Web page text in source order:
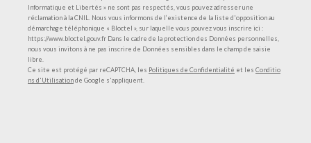
Informatique et Libertés » ne sont pas respectés, vous pouvez adresser une
réclamation à la CNIL. Nous vous informons de l’existence de la liste d'opposition au
démarchage téléphonique « Bloctel », sur laquelle vous pouvez vous inscrire ici :
https://www.bloctel.gouv.fr Dans le cadre de la protection des Données personnelles,
nous vous invitons à ne pas inscrire de Données sensibles dans le champ de saisie
libre.
Ce site est protégé par reCAPTCHA, les Politiques de Confidentialité et les Conditio
ns d'Utilisationde Google s'appliquent.